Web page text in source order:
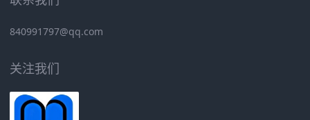
840991797@qq.com
关注我们